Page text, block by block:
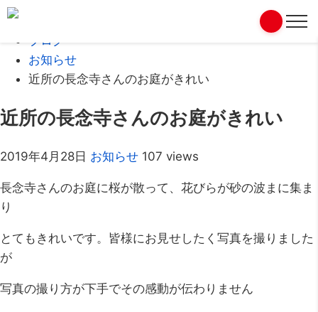
ブログ
お知らせ
近所の長念寺さんのお庭がきれい
近所の長念寺さんのお庭がきれい
2019年4月28日 お知らせ 107 views
長念寺さんのお庭に桜が散って、花びらが砂の波まに集ま
り
とてもきれいです。皆様にお見せしたく写真を撮りました
が
写真の撮り方が下手でその感動が伝わりません